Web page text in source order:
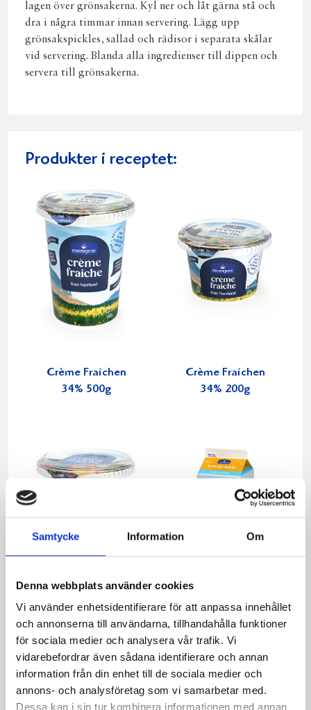
Samtycke Information Om
Denna webbplats använder cookies
Vi använder enhetsidentifierare för att anpassa innehållet
och annonserna till användarna, tillhandahålla funktioner
för sociala medier och analysera vår trafik. Vi
vidarebefordrar även sådana identifierare och annan
information från din enhet till de sociala medier och
annons- och analysföretag som vi samarbetar med.
Dessa kan i sin tur kombinera informationen med annan
lagen över grönsakerna. Kyl ner och låt gärna stå och
dra i några timmar innan servering. Lägg upp
grönsakspickles, sallad och rädisor i separata skålar
vid servering. Blanda alla ingredienser till dippen och
servera till grönsakerna.
Produkter i receptet:
Crème Fraichen
34% 500g
Crème Fraichen
34% 200g